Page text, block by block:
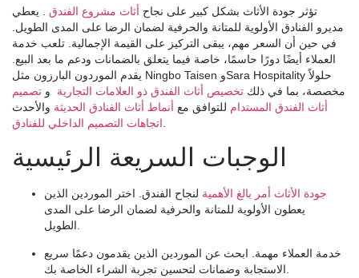
تؤثر جودة الأثاث بشكل كبير على نجاح أثاث مشروع الفندق
. يعطي
مديرو الفنادق الأولوية للمتانة والحرفية لضمان الرضا على المدى الطويل.
في حين أن السعر مهم، يبقى التركيز على القيمة الإجمالية. تلعب خدمة
العملاء أيضًا دورًا حاسمًا، خاصة فيما يتعلق بالضمانات ودعم ما بعد البيع.
يقدم الموردون البارزون مثل Ningbo Taisen وSara Hospitality حلولاً
مخصصة، بما في ذلك تخصيص أثاث الفندق ذو العلامات التجارية و تصميم
أثاث الفندق المستدام للتوافق مع أنماط أثاث الفنادق الحديثة والأحدث
اتجاهات التصميم الداخلي للفنادق
الوجبات السريعة الرئيسية
جودة الأثاث أمر بالغ الأهمية لنجاح الفندق. اختر الموردين الذين
يعطون الأولوية للمتانة والحرفية لضمان الرضا على المدى
الطويل.
خدمة العملاء مهمة. ابحث عن الموردين الذين يقدمون دعمًا سريع